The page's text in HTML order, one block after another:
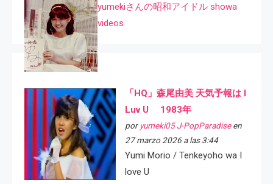
yumekiさんの昭和アイドル showa
videos
「HQ」森尾由美 天気予報は I
Luv U 1983年
por yumeki05 J-PopParadiseen
27 marzo 2026 a las 3:44
Yumi Morio / Tenkeyoho wa I
love U